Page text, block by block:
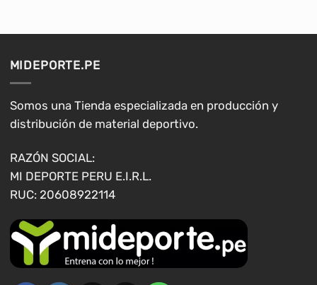
se
pueden
elegir
en
página
de
producto
elegir
en
MIDEPORTE.PE
Somos una Tienda especializada en producción y
distribución de material deportivo.
RAZÓN SOCIAL:
MI DEPORTE PERU E.I.R.L.
RUC: 20608922114